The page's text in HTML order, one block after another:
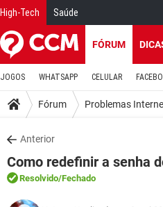
High-Tech Saúde
FÓRUM
JOGOS WHATSAPP CELULAR
Fórum Problemas
Anterior
Como redefinir a senha
Resolvido/Fechado